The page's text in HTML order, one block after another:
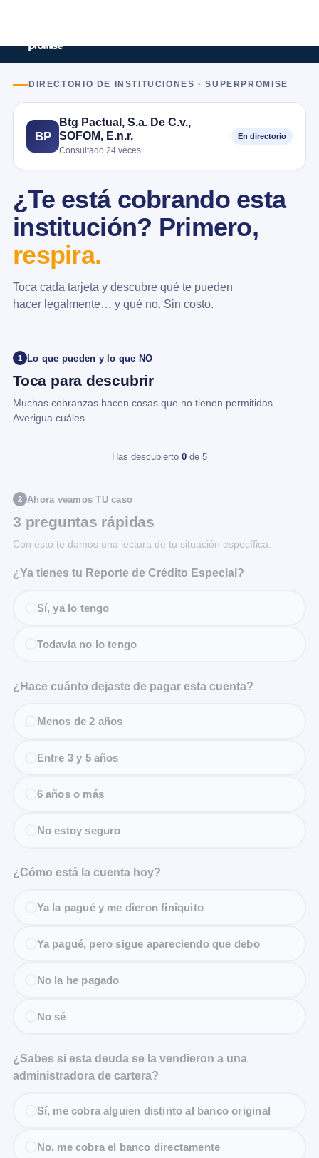
DIRECTORIO DE INSTITUCIONES · SUPERPROMISE
BP
Btg Pactual, S.a. De C.v.,
SOFOM, E.n.r.
Consultado 24 veces
En directorio
¿Te está cobrando esta
institución? Primero,
respira.
Toca cada tarjeta y descubre qué te pueden
hacer legalmente… y qué no. Sin costo.
1 Lo que pueden y lo que NO
Toca para descubrir
Muchas cobranzas hacen cosas que no tienen permitidas.
Averigua cuáles.
Has descubierto 0 de 5
2 Ahora veamos TU caso
3 preguntas rápidas
Con esto te damos una lectura de tu situación específica.
¿Ya tienes tu Reporte de Crédito Especial?
Sí, ya lo tengo
Todavía no lo tengo
¿Hace cuánto dejaste de pagar esta cuenta?
Menos de 2 años
Entre 3 y 5 años
6 años o más
No estoy seguro
¿Cómo está la cuenta hoy?
Ya la pagué y me dieron finiquito
Ya pagué, pero sigue apareciendo que debo
No la he pagado
No sé
¿Sabes si esta deuda se la vendieron a una
administradora de cartera?
Sí, me cobra alguien distinto al banco original
No, me cobra el banco directamente